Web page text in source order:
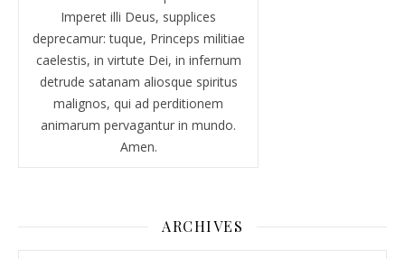
Imperet illi Deus, supplices
deprecamur: tuque, Princeps militiae
caelestis, in virtute Dei, in infernum
detrude satanam aliosque spiritus
malignos, qui ad perditionem
animarum pervagantur in mundo.
Amen.
ARCHIVES